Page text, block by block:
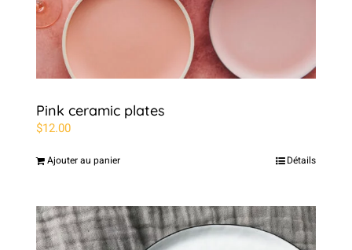
Pink ceramic plates
$12.00
Ajouter au panier Détails